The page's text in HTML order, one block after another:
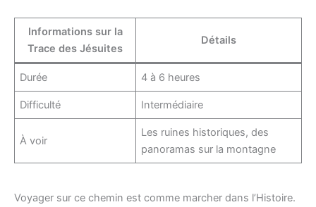
Informations sur la
Trace des Jésuites
Détails
Durée 4 à 6 heures
Difficulté Intermédiaire
À voir
Les ruines historiques, des
panoramas sur la montagne
Voyager sur ce chemin est comme marcher dans l’Histoire.